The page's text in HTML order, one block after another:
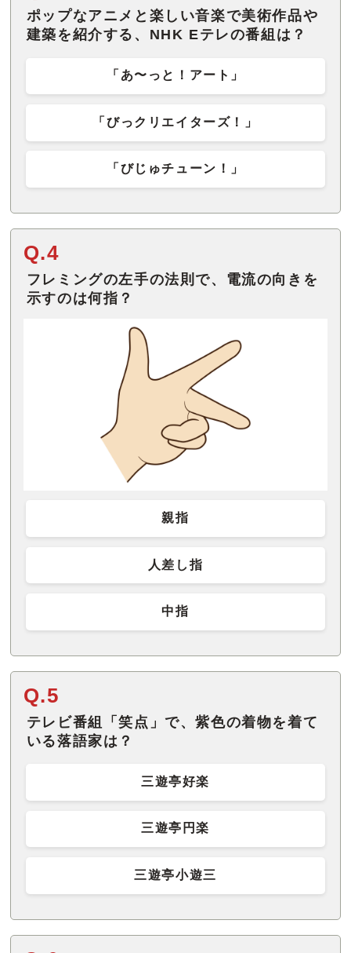
ポップなアニメと楽しい音楽で美術作品や
建築を紹介する、NHK Eテレの番組は？
「あ〜っと！アート」
「びっクリエイターズ！」
「びじゅチューン！」
Q.4
フレミングの左手の法則で、電流の向きを
示すのは何指？
親指
人差し指
中指
Q.5
テレビ番組「笑点」で、紫色の着物を着て
いる落語家は？
三遊亭好楽
三遊亭円楽
三遊亭小遊三